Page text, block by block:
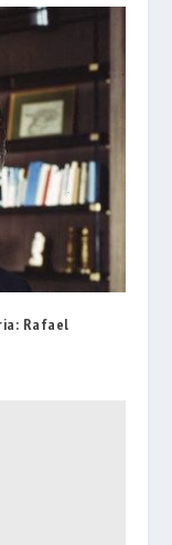
Rafael